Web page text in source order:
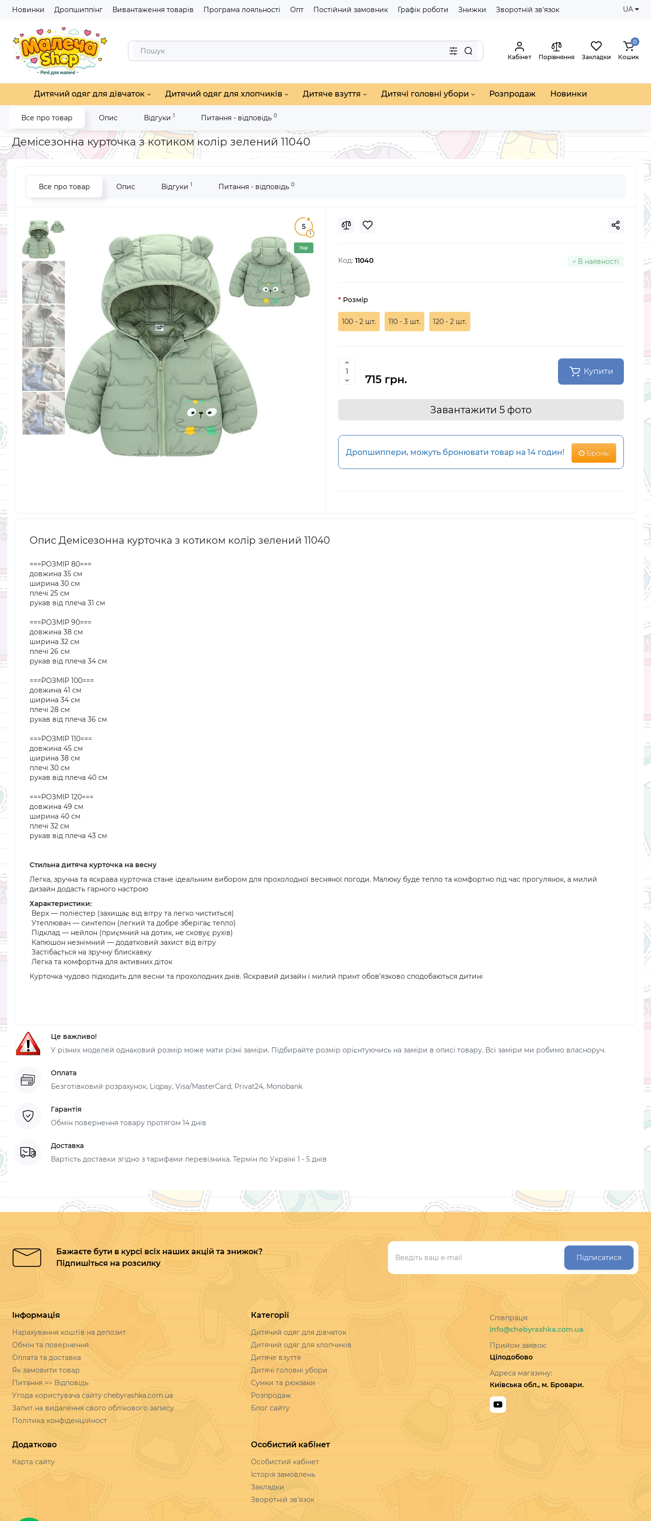
Новинки Дропшиппінг Вивантаження товарів Програма лояльності Опт Постійний замовник Графік роботи Знижки Зворотній зв'язок UA
Кабінет Порівняння Закладки
0
Кошик
Дитячий одяг для дівчаток Дитячий одяг для хлопчиків Дитяче взуття Дитячі головні убори Розпродаж Новинки
Все про товар Опис Відгуки 1 Питання - відповідь 0
Головна Дитячий одяг для хлопчиків Верхній одяг для хлопчиків Демісезонна курточка з котиком колір зелений 11040
Демісезонна курточка з котиком колір зелений 11040
Все про товар Опис Відгуки 1 Питання - відповідь 0
5
1
Top
Код: 11040 В наявності
Розмір
100 - 2 шт. 110 - 3 шт. 120 - 2 шт.
715 грн.
Купити
Завантажити 5 фото
Дропшиппери, можуть бронювати товар на 14 годин! Бронь
Опис Демісезонна курточка з котиком колір зелений 11040
===РОЗМІР 80===
довжина 35 см
ширина 30 см
плечі 25 см
рукав від плеча 31 см
===РОЗМІР 90===
довжина 38 см
ширина 32 см
плечі 26 см
рукав від плеча 34 см
===РОЗМІР 100===
довжина 41 см
ширина 34 см
плечі 28 см
рукав від плеча 36 см
===РОЗМІР 110===
довжина 45 см
ширина 38 см
плечі 30 см
рукав від плеча 40 см
===РОЗМІР 120===
довжина 49 см
ширина 40 см
плечі 32 см
рукав від плеча 43 см
Стильна дитяча курточка на весну
Легка, зручна та яскрава курточка стане ідеальним вибором для прохолодної весняної погоди. Малюку буде тепло та комфортно під час прогулянок, а милий
дизайн додасть гарного настрою
Характеристики:
Верх — поліестер (захищає від вітру та легко чиститься)
Утеплювач — синтепон (легкий та добре зберігає тепло)
Підклад — нейлон (приємний на дотик, не сковує рухів)
Капюшон незнімний — додатковий захист від вітру
Застібається на зручну блискавку
Легка та комфортна для активних діток
Курточка чудово підходить для весни та прохолодних днів. Яскравий дизайн і милий принт обов’язково сподобаються дитині
Це важливо!
У різних моделей однаковий розмір може мати різні заміри. Підбирайте розмір орієнтуючись на заміри в описі товару. Всі заміри ми робимо власноруч.
Оплата
Безготівковий розрахунок, Liqpay, Visa/MasterCard, Privat24, Monobank
Гарантія
Обмін повернення товару протягом 14 днів
Доставка
Вартість доставки згідно з тарифами перевізника. Термін по Україні 1 - 5 днів
Бажаєте бути в курсі всіх наших акцій та знижок?
Підпишіться на розсилку
Підписатися
Інформація
Нарахування коштів на депозит
Обмін та повернення
Оплата та доставка
Як замовити товар
Питання => Відповідь
Угода користувача сайту chebyrashka.com.ua
Запит на видалення свого облікового запису
Політика конфіденційност
Категорії
Дитячий одяг для дівчаток
Дитячий одяг для хлопчиків
Дитяче взуття
Дитячі головні убори
Сумки та рюкзаки
Розпродаж
Блог сайту
Додатково
Карта сайту
Особистий кабінет
Особистий кабінет
Історія замовлень
Закладки
Зворотній зв’язок
Співпраця:
info@chebyrashka.com.ua
Прийом заявок:
Цілодобово
Адреса магазину:
Київська обл., м. Бровари.